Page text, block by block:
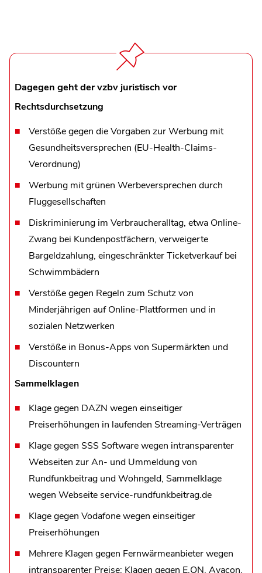
Dagegen geht der vzbv juristisch vor
Rechtsdurchsetzung
Verstöße gegen die Vorgaben zur Werbung mit
Gesundheitsversprechen (EU-Health-Claims-
Verordnung)
Werbung mit grünen Werbeversprechen durch
Fluggesellschaften
Diskriminierung im Verbraucheralltag, etwa Online-
Zwang bei Kundenpostfächern, verweigerte
Bargeldzahlung, eingeschränkter Ticketverkauf bei
Schwimmbädern
Verstöße gegen Regeln zum Schutz von
Minderjährigen auf Online-Plattformen und in
sozialen Netzwerken
Verstöße in Bonus-Apps von Supermärkten und
Discountern
Sammelklagen
Klage gegen DAZN wegen einseitiger
Preiserhöhungen in laufenden Streaming-Verträgen
Klage gegen SSS Software wegen intransparenter
Webseiten zur An- und Ummeldung von
Rundfunkbeitrag und Wohngeld, Sammelklage
wegen Webseite service-rundfunkbeitrag.de
Klage gegen Vodafone wegen einseitiger
Preiserhöhungen
Mehrere Klagen gegen Fernwärmeanbieter wegen
intransparenter Preise: Klagen gegen E.ON, Avacon,